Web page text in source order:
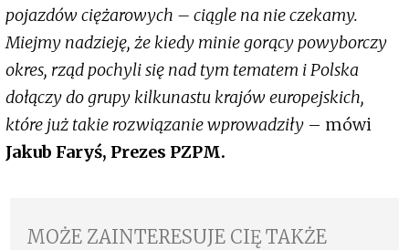
pojazdów ciężarowych – ciągle na nie czekamy.
Miejmy nadzieję, że kiedy minie gorący powyborczy
okres, rząd pochyli się nad tym tematem i Polska
dołączy do grupy kilkunastu krajów europejskich,
które już takie rozwiązanie wprowadziły – mówi
Jakub Faryś, Prezes PZPM.
MOŻE ZAINTERESUJE CIĘ TAKŻE